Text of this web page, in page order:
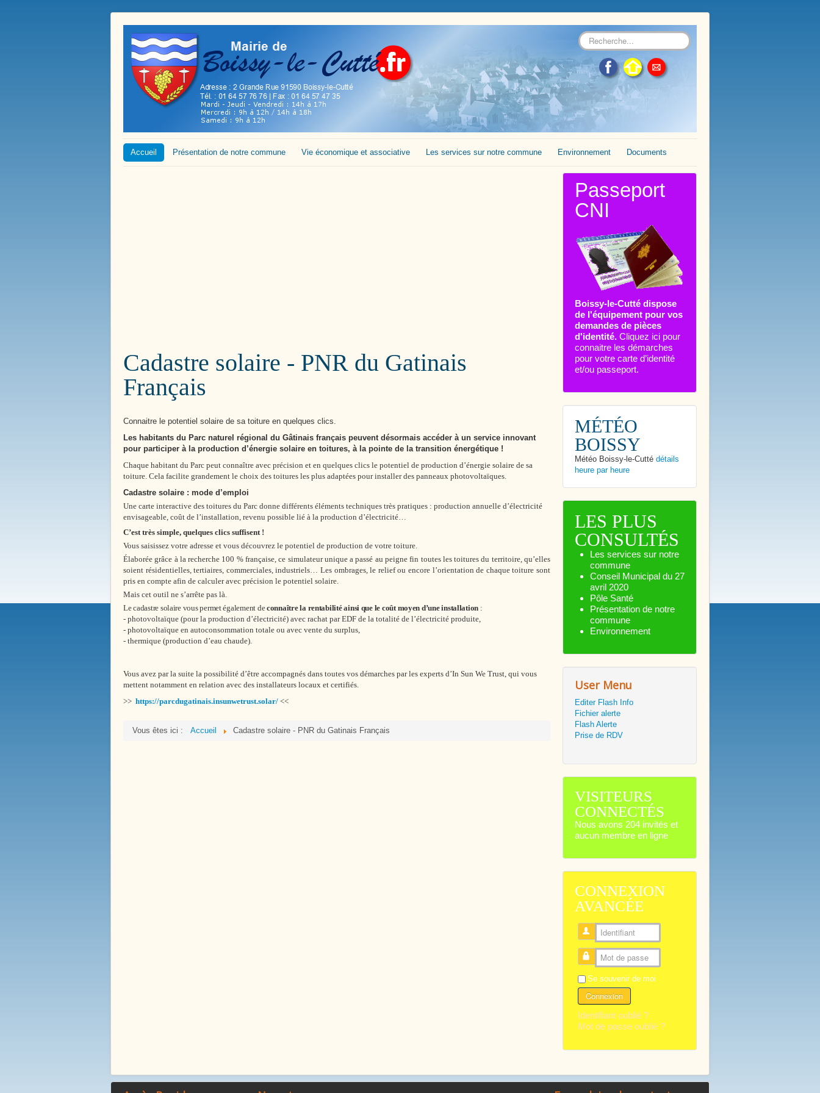
Rechercher
Accueil Présentation de notre commune Vie économique et associative Les services sur notre commune Environnement Documents
Bienvenue à
Boissy le Cutté
Bienvenue à
Boissy le Cutté
Cadastre solaire - PNR du Gatinais
Français
Connaitre le potentiel solaire de sa toiture en quelques clics.
Les habitants du Parc naturel régional du Gâtinais français peuvent désormais accéder à un service innovant
pour participer à la production d’énergie solaire en toitures, à la pointe de la transition énergétique !
Chaque habitant du Parc peut connaître avec précision et en quelques clics le potentiel de production d’énergie solaire de sa
toiture. Cela facilite grandement le choix des toitures les plus adaptées pour installer des panneaux photovoltaïques.
Cadastre solaire : mode d’emploi
Une carte interactive des toitures du Parc donne différents éléments techniques très pratiques : production annuelle d’électricité
envisageable, coût de l’installation, revenu possible lié à la production d’électricité…
C’est très simple, quelques clics suffisent !
Vous saisissez votre adresse et vous découvrez le potentiel de production de votre toiture.
Élaborée grâce à la recherche 100 % française, ce simulateur unique a passé au peigne fin toutes les toitures du territoire, qu’elles
soient résidentielles, tertiaires, commerciales, industriels… Les ombrages, le relief ou encore l’orientation de chaque toiture sont
pris en compte afin de calculer avec précision le potentiel solaire.
Mais cet outil ne s’arrête pas là.
Le cadastre solaire vous permet également deconnaître la rentabilité ainsi que le coût moyen d’une installation :
-photovoltaïque (pour la production d’électricité) avec rachat par EDF de la totalité de l’électricité produite,
- photovoltaïque en autoconsommation totale ou avec vente du surplus,
- thermique (production d’eau chaude).
Vous avez par la suite la possibilité d’être accompagnés dans toutes vos démarches par les experts d’In Sun We Trust, qui vous
mettent notamment en relation avec des installateurs locaux et certifiés.
>> https://parcdugatinais.insunwetrust.solar/ <<
Vous êtes ici : Accueil Cadastre solaire - PNR du Gatinais Français
Passeport
CNI
Boissy-le-Cutté dispose
de l'équipement pour vos
demandes de pièces
d'identité. Cliquez ici pour
connaitre les démarches
pour votre carte d’identité
et/ou passeport.
MÉTÉO
BOISSY
Météo Boissy-le-Cutté détails
heure par heure
LES PLUS
CONSULTÉS
Les services sur notre
commune
Conseil Municipal du 27
avril 2020
Pôle Santé
Présentation de notre
commune
Environnement
User Menu
Editer Flash Info
Fichier alerte
Flash Alerte
Prise de RDV
VISITEURS
CONNECTÉS
Nous avons 204 invités et
aucun membre en ligne
CONNEXION
AVANCÉE
Identifiant
Mot de passe
Se souvenir de moi
Connexion
Identifiant oublié ?
Mot de passe oublié ?